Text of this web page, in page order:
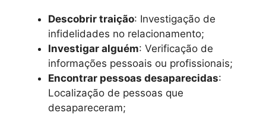
Descobrir traição: Investigação de
infidelidades no relacionamento;
Investigar alguém: Verificação de
informações pessoais ou profissionais;
Encontrar pessoas desaparecidas:
Localização de pessoas que
desapareceram;